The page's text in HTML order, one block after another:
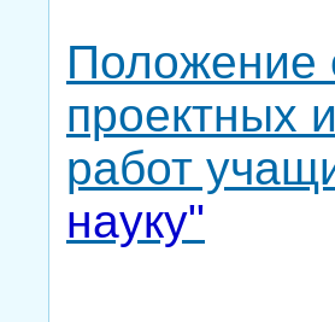
Положение
проектных
работ
науку"